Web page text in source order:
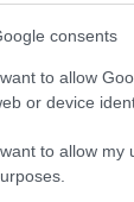
consents
to allow
or device
to allow my